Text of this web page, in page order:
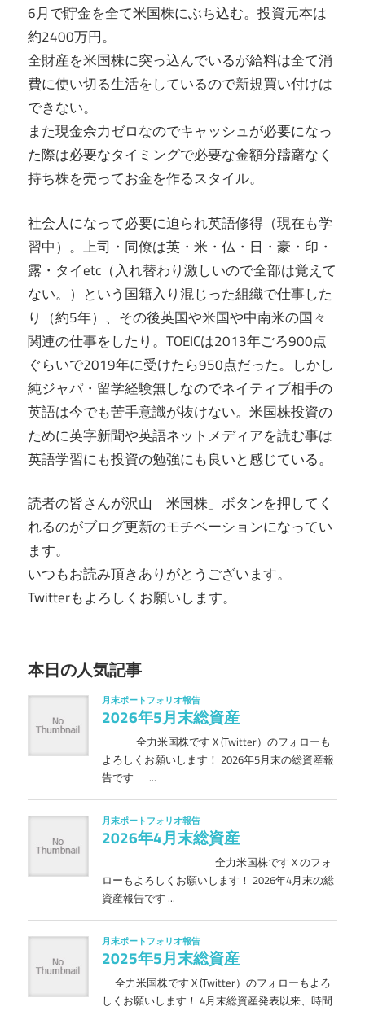
6月で貯金を全て米国株にぶち込む。投資元本は
約2400万円。
全財産を米国株に突っ込んでいるが給料は全て消
費に使い切る生活をしているので新規買い付けは
できない。
また現金余力ゼロなのでキャッシュが必要になっ
た際は必要なタイミングで必要な金額分躊躇なく
持ち株を売ってお金を作るスタイル。
社会人になって必要に迫られ英語修得（現在も学
習中）。上司・同僚は英・米・仏・日・豪・印・
露・タイetc（入れ替わり激しいので全部は覚えて
ない。）という国籍入り混じった組織で仕事した
り（約5年）、その後英国や米国や中南米の国々
関連の仕事をしたり。TOEICは2013年ごろ900点
ぐらいで2019年に受けたら950点だった。しかし
純ジャパ・留学経験無しなのでネイティブ相手の
英語は今でも苦手意識が抜けない。米国株投資の
ために英字新聞や英語ネットメディアを読む事は
英語学習にも投資の勉強にも良いと感じている。
読者の皆さんが沢山「米国株」ボタンを押してく
れるのがブログ更新のモチベーションになってい
ます。
いつもお読み頂きありがとうございます。
Twitterもよろしくお願いします。
本日の人気記事